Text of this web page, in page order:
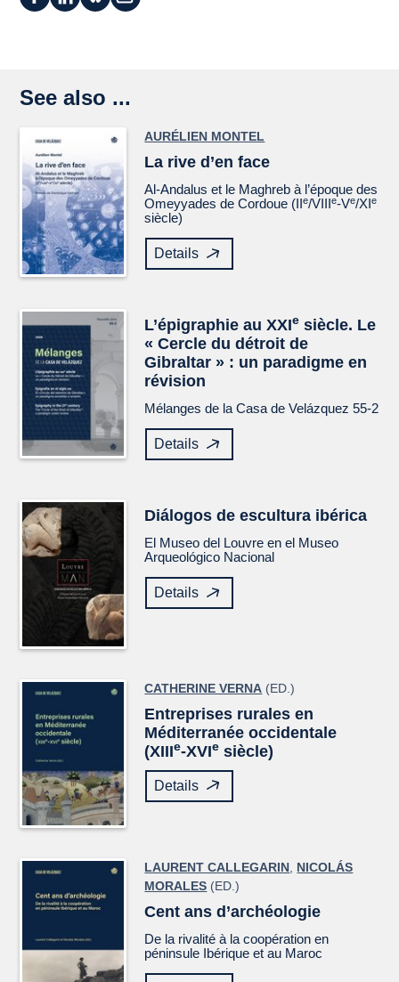
See also ...
AURÉLIEN MONTEL
La rive d’en face
Al-Andalus et le Maghreb à l’époque des
Omeyyades de Cordoue (IIe/VIIIe-Ve/XIe
siècle)
Details
L’épigraphie au XXIe siècle. Le
« Cercle du détroit de
Gibraltar » : un paradigme en
révision
Mélanges de la Casa de Velázquez 55-2
Details
Diálogos de escultura ibérica
El Museo del Louvre en el Museo
Arqueológico Nacional
Details
CATHERINE VERNA (ED.)
Entreprises rurales en
Méditerranée occidentale
(XIIIe-XVIe siècle)
Details
LAURENT CALLEGARIN NICOLÁS
MORALES (ED.)
Cent ans d’archéologie
De la rivalité à la coopération en
péninsule Ibérique et au Maroc